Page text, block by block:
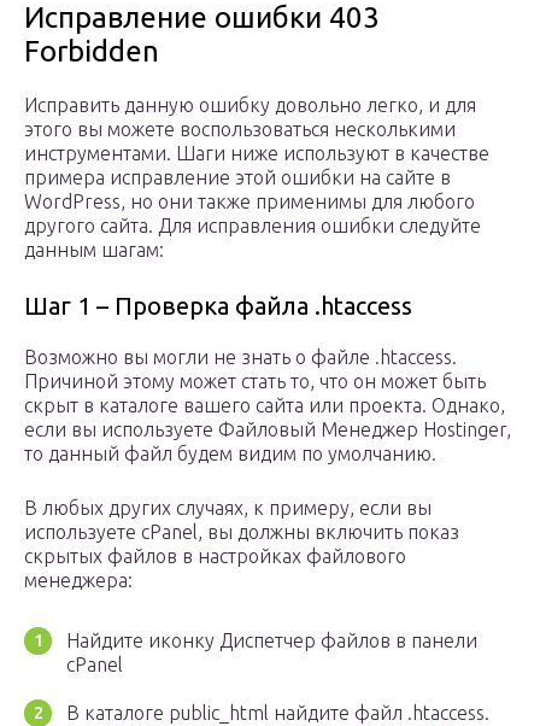
Исправление ошибки 403
Forbidden
Исправить данную ошибку довольно легко, и для
этого вы можете воспользоваться несколькими
инструментами. Шаги ниже используют в качестве
примера исправление этой ошибки на сайте в
WordPress, но они также применимы для любого
другого сайта. Для исправления ошибки следуйте
данным шагам:
Шаг 1 – Проверка файла .htaccess
Возможно вы могли не знать о файле .htaccess.
Причиной этому может стать то, что он может быть
скрыт в каталоге вашего сайта или проекта. Однако,
если вы используете Файловый Менеджер Hostinger,
то данный файл будем видим по умолчанию.
В любых других случаях, к примеру, если вы
используете cPanel, вы должны включить показ
скрытых файлов в настройках файлового
менеджера:
Найдите иконку Диспетчер файлов в панели
cPanel
В каталоге public_html найдите файл .htaccess.